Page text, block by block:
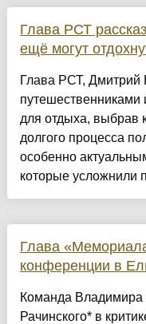
Глава РСТ
ещё могут
Глава РСТ, Дмитрий
для отдыха, выбрав
долгого процесса
особенно
которые усложнили
Глава
конференции в
Команда
Рачинского* в